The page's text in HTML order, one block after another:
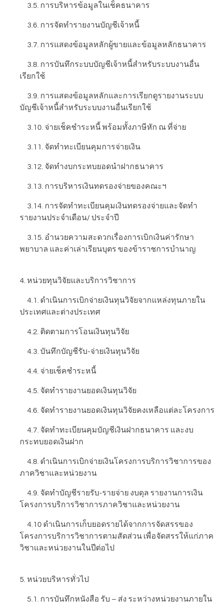
3.5. การบริหารข้อมูลในเช็คธนาคาร
3.6. การจัดทำรายงานบัญชีเจ้าหนี้
3.7. การแสดงข้อมูลหลักผู้ขายและข้อมูลหลักธนาคาร
3.8. การบันทึกระบบบัญชีเจ้าหนี้สำหรับระบบงานอื่น
เรียกใช้
3.9. การแสดงข้อมูลหลักและการเรียกดูรายงานระบบ
บัญชีเจ้าหนี้สำหรับระบบงานอื่นเรียกใช้
3.10. จ่ายเช็คชำระหนี้ พร้อมทั้งภาษีหัก ณ ที่จ่าย
3.11. จัดทำทะเบียนคุมการจ่ายเงิน
3.12. จัดทำงบกระทบยอดนำฝากธนาคาร
3.13. การบริหารเงินทดรองจ่ายของคณะฯ
3.14. การจัดทำทะเบียนคุมเงินทดรองจ่ายและจัดทำ
รายงานประจำเดือน/ ประจำปี
3.15. อำนวยความสะดวกเรื่องการเบิกเงินค่ารักษา
พยาบาล และค่าเล่าเรียนบุตร ของข้าราชการบำนาญ
4. หน่วยทุนวิจัยและบริการวิชาการ
4.1. ดำเนินการเบิกจ่ายเงินทุนวิจัยจากแหล่งทุนภายใน
ประเทศและต่างประเทศ
4.2. ติดตามการโอนเงินทุนวิจัย
4.3. บันทึกบัญชีรับ-จ่ายเงินทุนวิจัย
4.4. จ่ายเช็คชำระหนี้
4.5. จัดทำรายงานยอดเงินทุนวิจัย
4.6. จัดทำรายงานยอดเงินทุนวิจัยคงเหลือแต่ละโครงการ
4.7. จัดทำทะเบียนคุมบัญชีเงินฝากธนาคาร และงบ
กระทบยอดเงินฝาก
4.8. ดำเนินการเบิกจ่ายเงินโครงการบริการวิชาการของ
ภาควิชาและหน่วยงาน
4.9. จัดทำบัญชีรายรับ-รายจ่าย งบดุล รายงานการเงิน
โครงการบริการวิชาการภาควิชาและหน่วยงาน
4.10 ดำเนินการเก็บยอดรายได้จากการจัดสรรของ
โครงการบริการวิชาการตามสัดส่วน เพื่อจัดสรรให้แก่ภาค
วิชาและหน่วยงานในปีต่อไป
5. หน่วยบริหารทั่วไป
5.1. การบันทึกหนังสือ รับ – ส่ง ระหว่างหน่วยงานภายใน